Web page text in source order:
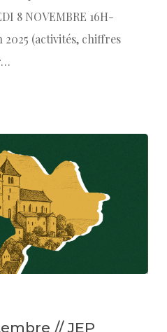
8 NOVEMBRE 16H-
2025 (activités, chiffres
// JEP